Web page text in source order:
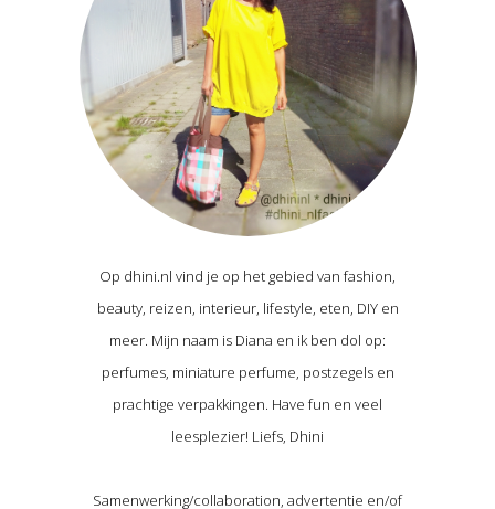
Op dhini.nl vind je op het gebied van fashion,
beauty, reizen, interieur, lifestyle, eten, DIY en
meer. Mijn naam is Diana en ik ben dol op:
perfumes, miniature perfume, postzegels en
prachtige verpakkingen. Have fun en veel
leesplezier! Liefs, Dhini
Samenwerking/collaboration, advertentie en/of